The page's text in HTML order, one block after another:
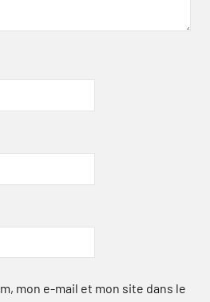
mon e-mail et mon site dans le